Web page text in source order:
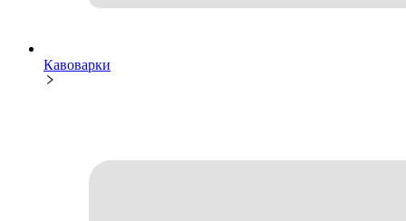
Кавоварки